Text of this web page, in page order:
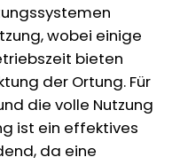
wobei einige
bieten
der Ortung. Für
die volle Nutzung
ist ein effektives
da eine